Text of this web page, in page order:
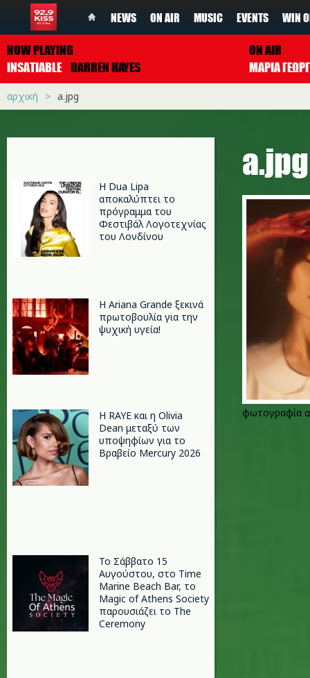
NEWS ON AIR MUSIC EVENTS WIN
NOW PLAYING
INSATIABLE DARREN HAYES
ON AIR
ΜΑΡΙΑ
αρχική a.jpg
Η Dua Lipa
αποκαλύπτει το
πρόγραμμα του
Φεστιβάλ Λογοτεχνίας
του Λονδίνου
Η Ariana Grande ξεκινά
πρωτοβουλία για την
ψυχική υγεία!
Η RAYE και η Olivia
Dean μεταξύ των
υποψηφίων για το
Βραβείο Mercury 2026
Το Σάββατο 15
Αυγούστου, στο Time
Marine Beach Bar, το
Magic of Athens Society
παρουσιάζει το The
Ceremony
a.jpg
φωτογραφία